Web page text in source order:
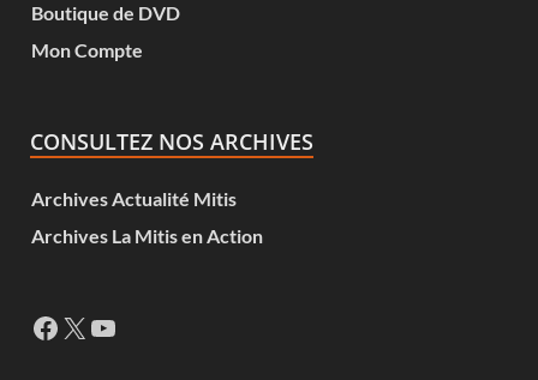
Boutique de DVD
Mon Compte
CONSULTEZ NOS ARCHIVES
Archives Actualité Mitis
Archives La Mitis en Action